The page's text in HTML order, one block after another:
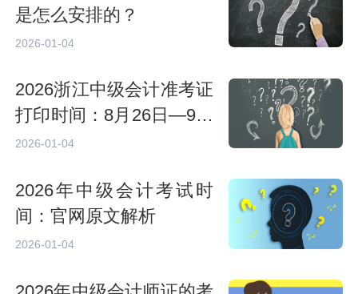
是怎么安排的？
2026-01-04
2026浙江中级会计准考证
打印时间：8月26日—9月
6日
2026-01-04
2026年中级会计考试时
间：官网原文解析
2026-01-04